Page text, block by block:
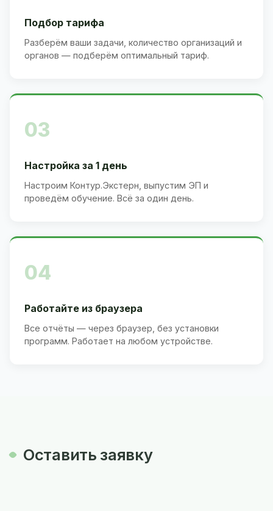
Подбор тарифа
Разберём ваши задачи, количество организаций и
органов — подберём оптимальный тариф.
03
Настройка за 1 день
Настроим Контур.Экстерн, выпустим ЭП и
проведём обучение. Всё за один день.
04
Работайте из браузера
Все отчёты — через браузер, без установки
программ. Работает на любом устройстве.
Оставить заявку